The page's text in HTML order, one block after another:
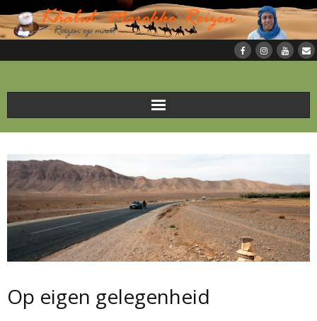
Home
Soorten reizen
Reizen in Marokko
Over Marokko
Over KMR
Op eigen gelegenheid